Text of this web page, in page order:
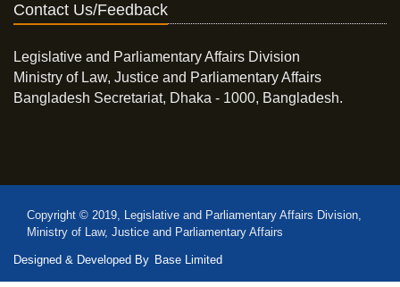
Contact Us/Feedback
Legislative and Parliamentary Affairs Division
Ministry of Law, Justice and Parliamentary Affairs
Bangladesh Secretariat, Dhaka - 1000, Bangladesh.
Copyright © 2019, Legislative and Parliamentary Affairs Division,
Ministry of Law, Justice and Parliamentary Affairs
Designed & Developed By Base Limited